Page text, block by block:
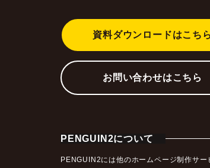
資料ダウンロードはこちら
お問い合わせはこちら
PENGUIN2について
PENGUIN2には他のホームページ制作サ